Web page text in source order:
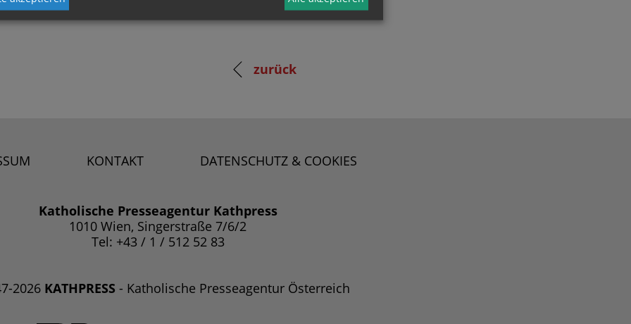
zurück
KONTAKT DATENSCHUTZ & COOKIES
Katholische Presseagentur Kathpress
1010 Wien, Singerstraße 7/6/2
Tel: +43 / 1 / 512 52 83
2026 KATHPRESS - Katholische Presseagentur Österreich